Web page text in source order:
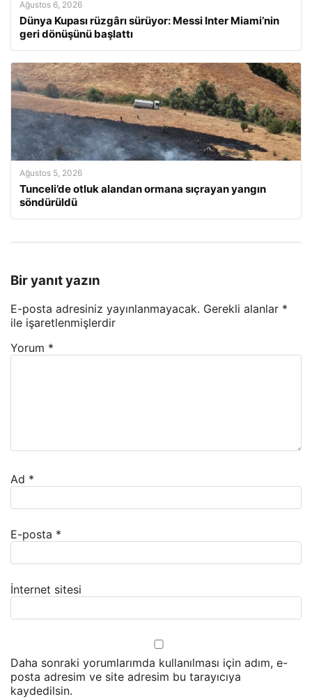
Ağustos 6, 2026
Dünya Kupası rüzgârı sürüyor: Messi Inter Miami’nin
geri dönüşünü başlattı
Ağustos 5, 2026
Tunceli’de otluk alandan ormana sıçrayan yangın
söndürüldü
Bir yanıt yazın
E-posta adresiniz yayınlanmayacak. Gerekli alanlar *
ile işaretlenmişlerdir
Yorum *
Ad *
E-posta *
İnternet sitesi
Daha sonraki yorumlarımda kullanılması için adım, e-
posta adresim ve site adresim bu tarayıcıya
kaydedilsin.